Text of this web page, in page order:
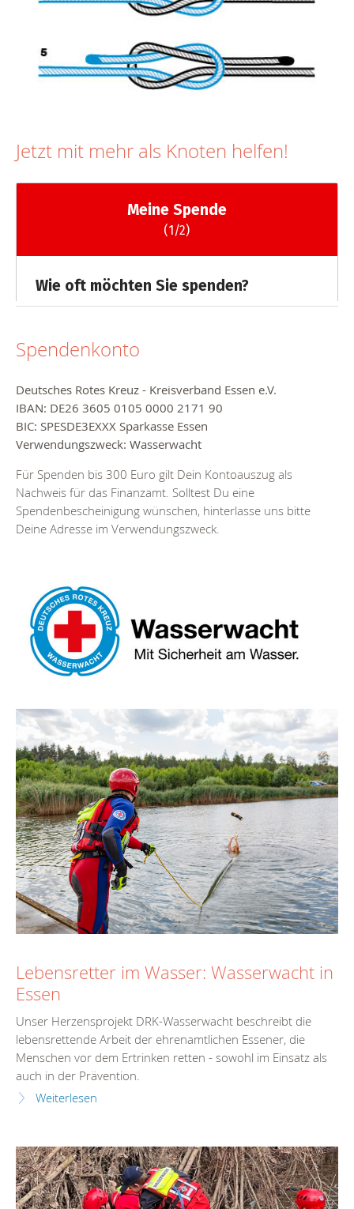
Jetzt mit mehr als Knoten helfen!
Spendenkonto
Deutsches Rotes Kreuz - Kreisverband Essen e.V.
IBAN: DE26 3605 0105 0000 2171 90
BIC: SPESDE3EXXX Sparkasse Essen
Verwendungszweck: Wasserwacht
Für Spenden bis 300 Euro gilt Dein Kontoauszug als
Nachweis für das Finanzamt. Solltest Du eine
Spendenbescheinigung wünschen, hinterlasse uns bitte
Deine Adresse im Verwendungszweck.
Lebensretter im Wasser: Wasserwacht in
Essen
Unser Herzensprojekt DRK-Wasserwacht beschreibt die
lebensrettende Arbeit der ehrenamtlichen Essener, die
Menschen vor dem Ertrinken retten - sowohl im Einsatz als
auch in der Prävention.
Weiterlesen